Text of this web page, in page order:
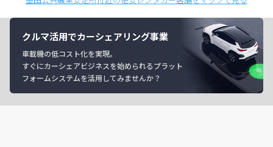
クルマ活用でカーシェアリング事業
車載機の低コスト化を実現。
すぐにカーシェアビジネスを始められるプラット
フォームシステムを活用してみませんか？